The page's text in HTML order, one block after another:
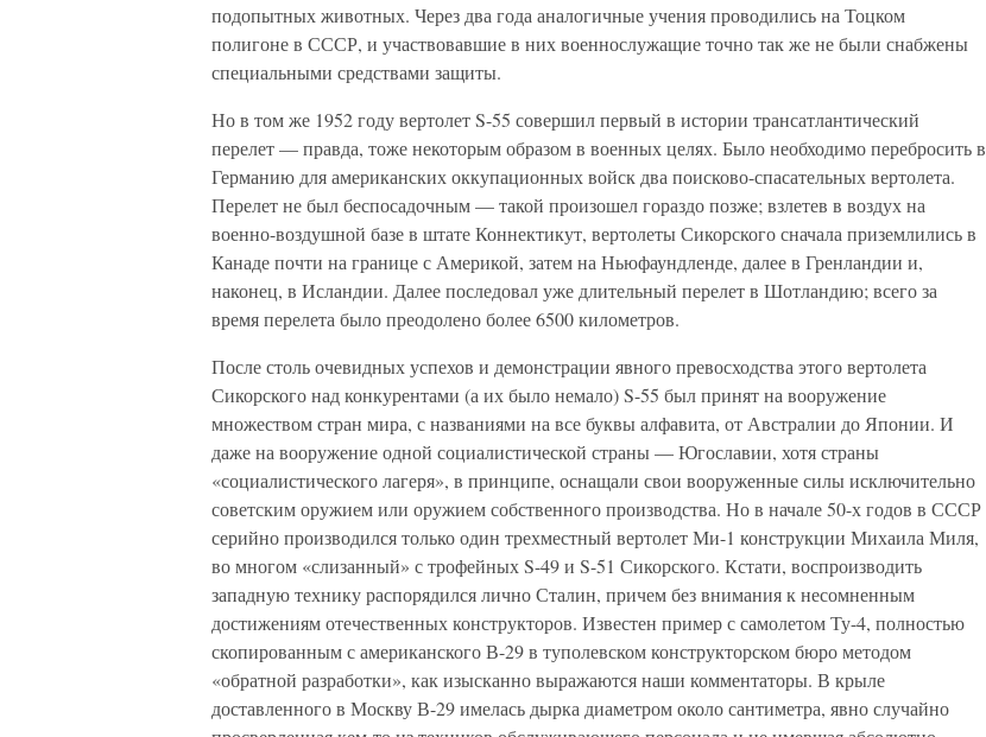
подопытных животных. Через два года аналогичные учения проводились на Тоцком
полигоне в СССР, и участвовавшие в них военнослужащие точно так же не были снабжены
специальными средствами защиты.
Но в том же 1952 году вертолет S-55 совершил первый в истории трансатлантический
перелет — правда, тоже некоторым образом в военных целях. Было необходимо перебросить в
Германию для американских оккупационных войск два поисково-спасательных вертолета.
Перелет не был беспосадочным — такой произошел гораздо позже; взлетев в воздух на
военно-воздушной базе в штате Коннектикут, вертолеты Сикорского сначала приземлились в
Канаде почти на границе с Америкой, затем на Ньюфаундленде, далее в Гренландии и,
наконец, в Исландии. Далее последовал уже длительный перелет в Шотландию; всего за
время перелета было преодолено более 6500 километров.
После столь очевидных успехов и демонстрации явного превосходства этого вертолета
Сикорского над конкурентами (а их было немало) S-55 был принят на вооружение
множеством стран мира, с названиями на все буквы алфавита, от Австралии до Японии. И
даже на вооружение одной социалистической страны — Югославии, хотя страны
«социалистического лагеря», в принципе, оснащали свои вооруженные силы исключительно
советским оружием или оружием собственного производства. Но в начале 50-х годов в СССР
серийно производился только один трехместный вертолет Ми-1 конструкции Михаила Миля,
во многом «слизанный» с трофейных S-49 и S-51 Сикорского. Кстати, воспроизводить
западную технику распорядился лично Сталин, причем без внимания к несомненным
достижениям отечественных конструкторов. Известен пример с самолетом Ту-4, полностью
скопированным с американского В-29 в туполевском конструкторском бюро методом
«обратной разработки», как изысканно выражаются наши комментаторы. В крыле
доставленного в Москву В-29 имелась дырка диаметром около сантиметра, явно случайно